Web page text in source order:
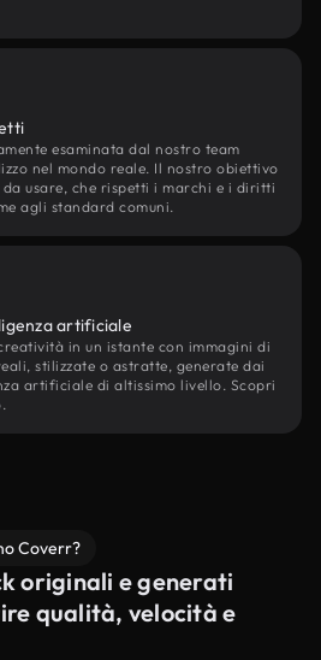
esaminata dal nostro team
nel mondo reale. Il nostro obiettivo
usare, che rispetti i marchi e i diritti
agli standard comuni.
artificiale
in un istante con immagini di
stilizzate o astratte, generate dai
artificiale di altissimo livello. Scopri
Coverr?
originali e generati
qualità, velocità e